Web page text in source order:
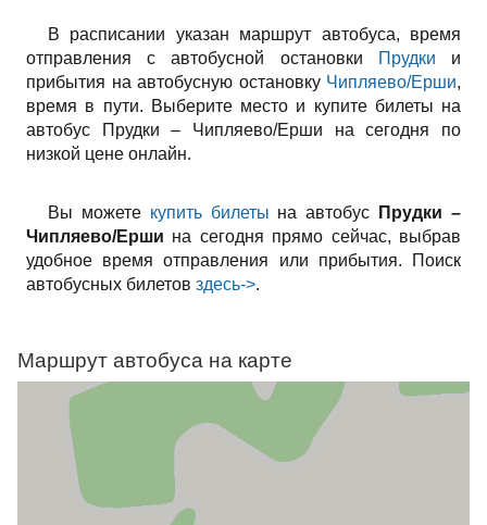
В расписании указан маршрут автобуса, время
отправления с автобусной остановки
Прудки и
прибытия на автобусную остановку Чипляево/Ерши,
время в пути. Выберите место и купите билеты на
автобус Прудки – Чипляево/Ерши на сегодня по
низкой цене онлайн.
Вы можете купить билеты на автобус
Прудки –
Чипляево/Ерши на сегодня прямо сейчас, выбрав
удобное время отправления или прибытия. Поиск
автобусных билетов здесь->.
Маршрут автобуса на карте